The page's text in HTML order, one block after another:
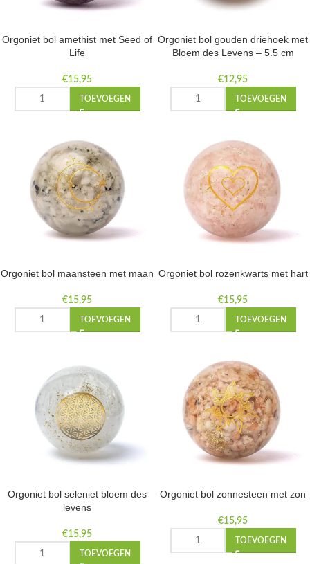
Orgoniet bol amethist met Seed of
Life
€15,95
TOEVOEGEN
Orgoniet bol gouden driehoek met
Bloem des Levens – 5.5 cm
€12,95
TOEVOEGEN
Orgoniet bol maansteen met maan
€15,95
TOEVOEGEN
Orgoniet bol rozenkwarts met hart
€15,95
TOEVOEGEN
Orgoniet bol seleniet bloem des
levens
€15,95
TOEVOEGEN
Orgoniet bol zonnesteen met zon
€15,95
TOEVOEGEN